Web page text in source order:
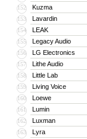
152 Kuzma
153 Lavardin
154 LEAK
155 Legacy Audio
156 LG Electronics
157 Lithe Audio
158 Little Lab
159 Living Voice
160 Loewe
161 Lumin
162 Luxman
163 Lyra